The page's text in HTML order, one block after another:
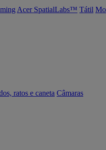
Acer SpatialLabs™ Tátil
ratos e caneta Câmaras